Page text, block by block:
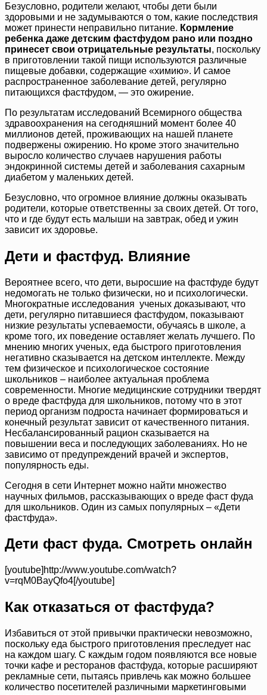
Безусловно, родители желают, чтобы дети были
здоровыми и не задумываются о том, какие последствия
может принести неправильно питание. Кормление
ребенка даже детским фастфудом рано или поздно
принесет свои отрицательные результаты, поскольку
в приготовлении такой пищи используются различные
пищевые добавки, содержащие «химию». И самое
распространенное заболевание детей, регулярно
питающихся фастфудом, — это ожирение.
По результатам исследований Всемирного общества
здравоохранения на сегодняшний момент более 40
миллионов детей, проживающих на нашей планете
подвержены ожирению. Но кроме этого значительно
выросло количество случаев нарушения работы
эндокринной системы детей и заболевания сахарным
диабетом у маленьких детей.
Безусловно, что огромное влияние должны оказывать
родители, которые ответственны за своих детей. От того,
что и где будут есть малыши на завтрак, обед и ужин
зависит их здоровье.
Дети и фастфуд. Влияние
Вероятнее всего, что дети, выросшие на фастфуде будут
недомогать не только физически, но и психологически.
Многократные исследования ученых доказывают, что
дети, регулярно питавшиеся фастфудом, показывают
низкие результаты успеваемости, обучаясь в школе, а
кроме того, их поведение оставляет желать лучшего. По
мнению многих ученых, еда быстрого приготовления
негативно сказывается на детском интеллекте. Между
тем физическое и психологическое состояние
школьников – наиболее актуальная проблема
современности. Многие медицинские сотрудники твердят
о вреде фастфуда для школьников, потому что в этот
период организм подроста начинает формироваться и
конечный результат зависит от качественного питания.
Несбалансированный рацион сказывается на
повышении веса и последующих заболеваниях. Но не
зависимо от предупреждений врачей и экспертов,
популярность еды.
Сегодня в сети Интернет можно найти множество
научных фильмов, рассказывающих о вреде фаст фуда
для школьников. Один из самых популярных – «Дети
фастфуда».
Дети фаст фуда. Смотреть онлайн
[youtube]http://www.youtube.com/watch?
v=rqM0BayQfo4[/youtube]
Как отказаться от фастфуда?
Избавиться от этой привычки практически невозможно,
поскольку еда быстрого приготовления преследует нас
на каждом шагу. С каждым годом появляются все новые
точки кафе и ресторанов фастфуда, которые расширяют
рекламные сети, пытаясь привлечь как можно большее
количество посетителей различными маркетинговыми